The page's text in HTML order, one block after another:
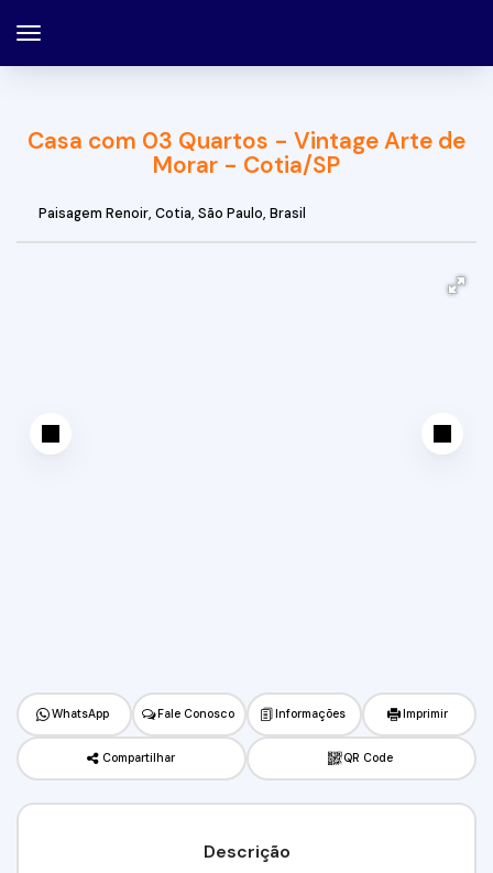
Casa com 03 Quartos - Vintage Arte de
Morar - Cotia/SP
Paisagem Renoir, Cotia, São Paulo, Brasil
WhatsApp Fale Conosco Informações Imprimir
Compartilhar QR Code
Descrição